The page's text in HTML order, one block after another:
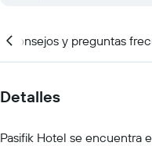
Consejos y preguntas
Detalles
Pasifik Hotel se encuentra